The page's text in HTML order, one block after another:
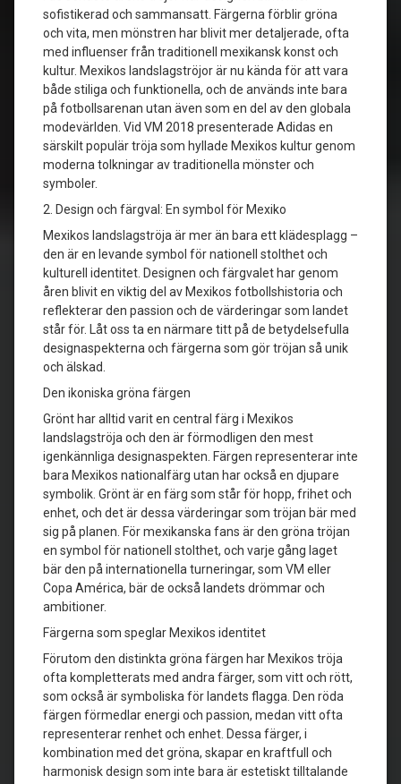
sofistikerad och sammansatt. Färgerna förblir gröna
och vita, men mönstren har blivit mer detaljerade, ofta
med influenser från traditionell mexikansk konst och
kultur. Mexikos landslagströjor är nu kända för att vara
både stiliga och funktionella, och de används inte bara
på fotbollsarenan utan även som en del av den globala
modevärlden. Vid VM 2018 presenterade Adidas en
särskilt populär tröja som hyllade Mexikos kultur genom
moderna tolkningar av traditionella mönster och
symboler.
2. Design och färgval: En symbol för Mexiko
Mexikos landslagströja är mer än bara ett klädesplagg –
den är en levande symbol för nationell stolthet och
kulturell identitet. Designen och färgvalet har genom
åren blivit en viktig del av Mexikos fotbollshistoria och
reflekterar den passion och de värderingar som landet
står för. Låt oss ta en närmare titt på de betydelsefulla
designaspekterna och färgerna som gör tröjan så unik
och älskad.
Den ikoniska gröna färgen
Grönt har alltid varit en central färg i Mexikos
landslagströja och den är förmodligen den mest
igenkännliga designaspekten. Färgen representerar inte
bara Mexikos nationalfärg utan har också en djupare
symbolik. Grönt är en färg som står för hopp, frihet och
enhet, och det är dessa värderingar som tröjan bär med
sig på planen. För mexikanska fans är den gröna tröjan
en symbol för nationell stolthet, och varje gång laget
bär den på internationella turneringar, som VM eller
Copa América, bär de också landets drömmar och
ambitioner.
Färgerna som speglar Mexikos identitet
Förutom den distinkta gröna färgen har Mexikos tröja
ofta kompletterats med andra färger, som vitt och rött,
som också är symboliska för landets flagga. Den röda
färgen förmedlar energi och passion, medan vitt ofta
representerar renhet och enhet. Dessa färger, i
kombination med det gröna, skapar en kraftfull och
harmonisk design som inte bara är estetiskt tilltalande